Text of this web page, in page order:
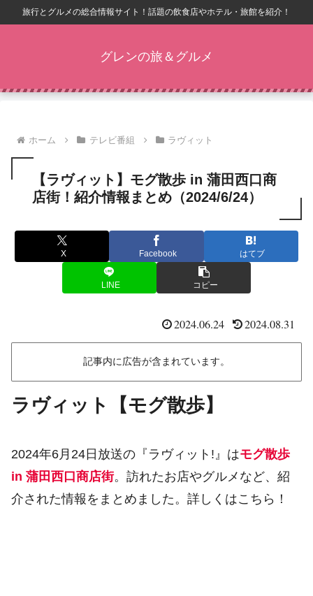
旅行とグルメの総合情報サイト！話題の飲食店やホテル・旅館を紹介！
グレンの旅＆グルメ
ホーム テレビ番組 ラヴィット
【ラヴィット】モグ散歩 in 蒲田西口商
店街！紹介情報まとめ（2024/6/24）
X Facebook はてブ
LINE コピー
2024.06.24 2024.08.31
記事内に広告が含まれています。
ラヴィット【モグ散歩】
2024年6月24日放送の『ラヴィット!』はモグ散歩
in 蒲田西口商店街。訪れたお店やグルメなど、紹
介された情報をまとめました。詳しくはこちら！